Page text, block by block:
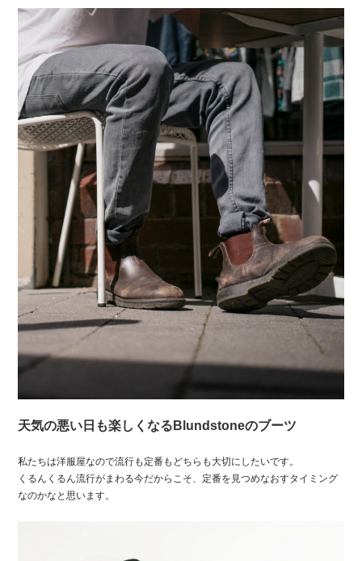
天気の悪い日も楽しくなるBlundstoneのブーツ
私たちは洋服屋なので流行も定番もどちらも大切にしたいです。
くるんくるん流行がまわる今だからこそ、定番を見つめなおすタイミング
なのかなと思います。